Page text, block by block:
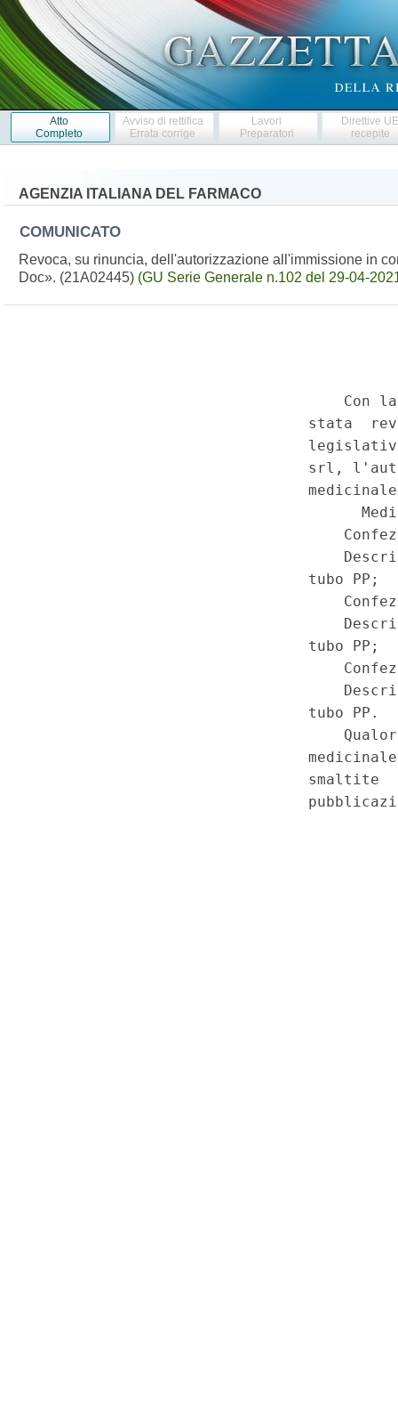
Atto
Completo
Avviso di rettifica
Errata corrige
Lavori
Preparatori
Direttive
recepite
AGENZIA ITALIANA DEL FARMACO
COMUNICATO
Revoca, su rinuncia, dell'autorizzazione all'immissione in
Doc». (21A02445) (GU Serie Generale n.102 del 29-04-